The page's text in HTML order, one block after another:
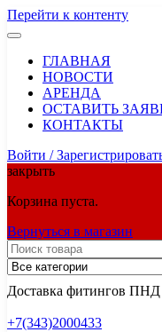
Перейти к контенту
ГЛАВНАЯ
НОВОСТИ
АРЕНДА
ОСТАВИТЬ
КОНТАКТЫ
Войти /
закрыть
Корзина пуста.
Вернуться в магазин
Доставка фитингов ПНД
+7(343)2000433